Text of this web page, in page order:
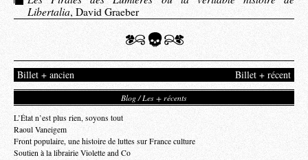
Libertalia, David Graeber
Billet + récent
Billet + ancien
Blog / Les + récents
L’État n’est plus rien, soyons tout
Raoul Vaneigem
Front populaire, une histoire de luttes sur France culture
Soutien à la librairie Violette and Co